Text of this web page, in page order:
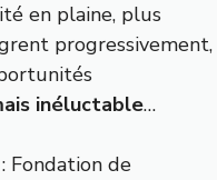
en plaine, plus
progressivement,
inéluctable…
: Fondation de